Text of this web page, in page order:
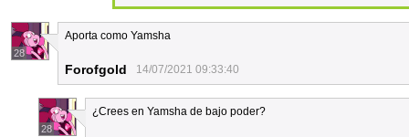
28
Aporta como Yamsha
Forofgold 14/07/2021 09:33:40
28
¿Crees en Yamsha de bajo poder?